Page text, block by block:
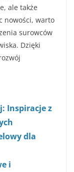
ale także
nowości, warto
surowców
Dzięki
Inspiracje z
dla
i